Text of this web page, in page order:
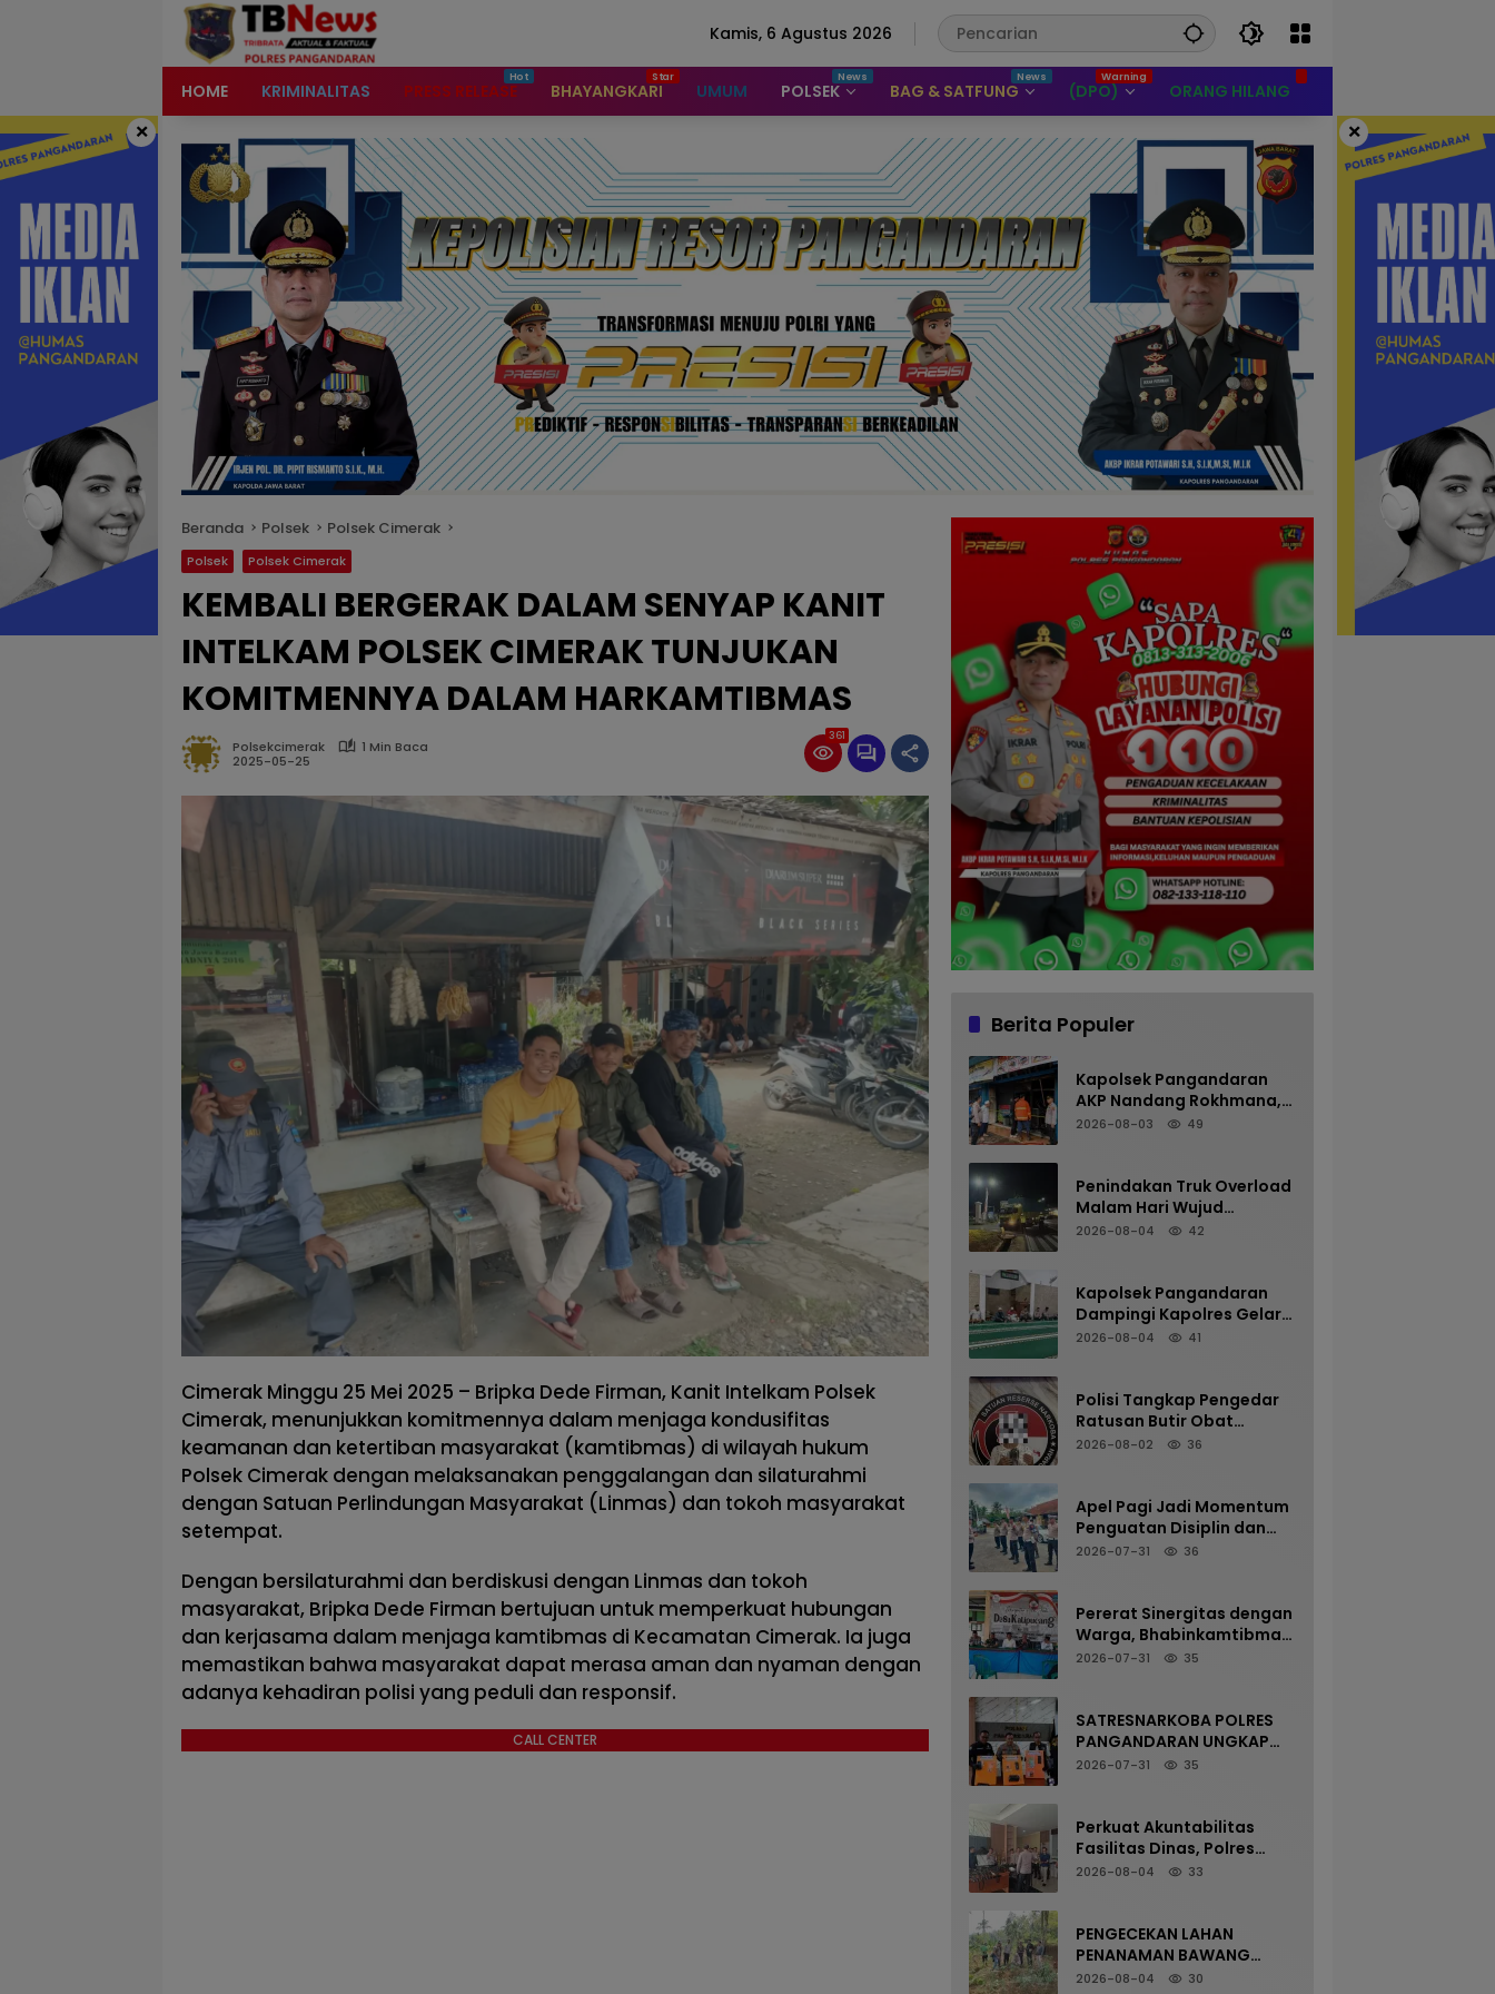
Kamis, 6 Agustus 2026
HOME KRIMINALITAS PRESS RELEASE BHAYANGKARI UMUM POLSEK BAG & SATFUNG (DPO) ORANG HILANG
× ×
Beranda Polsek Polsek Cimerak
Polsek Polsek Cimerak
KEMBALI BERGERAK DALAM SENYAP KANIT
INTELKAM POLSEK CIMERAK TUNJUKAN
KOMITMENNYA DALAM HARKAMTIBMAS
Polsekcimerak
1 Min Baca
2025-05-25
361
Cimerak Minggu 25 Mei 2025 – Bripka Dede Firman, Kanit Intelkam Polsek
Cimerak, menunjukkan komitmennya dalam menjaga kondusifitas
keamanan dan ketertiban masyarakat (kamtibmas) di wilayah hukum
Polsek Cimerak dengan melaksanakan penggalangan dan silaturahmi
dengan Satuan Perlindungan Masyarakat (Linmas) dan tokoh masyarakat
setempat.
Dengan bersilaturahmi dan berdiskusi dengan Linmas dan tokoh
masyarakat, Bripka Dede Firman bertujuan untuk memperkuat hubungan
dan kerjasama dalam menjaga kamtibmas di Kecamatan Cimerak. Ia juga
memastikan bahwa masyarakat dapat merasa aman dan nyaman dengan
adanya kehadiran polisi yang peduli dan responsif.
CALL CENTER
Berita Populer
Kapolsek Pangandaran
AKP Nandang Rokhmana,
S.H., M.H. Bersama
2026-08-03 49
Penindakan Truk Overload
Malam Hari Wujud
Komitmen Satlantas
2026-08-04 42
Kapolsek Pangandaran
Dampingi Kapolres Gelar
Sholat Subuh Keliling di
Jaga Kamtibmas
2026-08-04 41
Polisi Tangkap Pengedar
Ratusan Butir Obat
Terlarang di Cijulang
2026-08-02 36
Apel Pagi Jadi Momentum
Penguatan Disiplin dan
Kesiapan Personel Polsek
2026-07-31 36
Pererat Sinergitas dengan
Warga, Bhabinkamtibmas
Desa Kalipucang Ikuti
2026-07-31 35
SATRESNARKOBA POLRES
PANGANDARAN UNGKAP
KASUS NARKOTIKA MELALUI
2026-07-31 35
Perkuat Akuntabilitas
Fasilitas Dinas, Polres
Pangandaran Gelar
2026-08-04 33
PENGECEKAN LAHAN
PENANAMAN BAWANG
PUTIH OLEH POLSEK
2026-08-04 30